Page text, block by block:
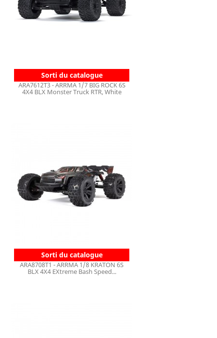
Sorti du catalogue
ARA7612T3 - ARRMA 1/7 BIG ROCK 6S
4X4 BLX Monster Truck RTR, White
Sorti du catalogue
ARA8708T1 - ARRMA 1/8 KRATON 6S
BLX 4X4 EXtreme Bash Speed...